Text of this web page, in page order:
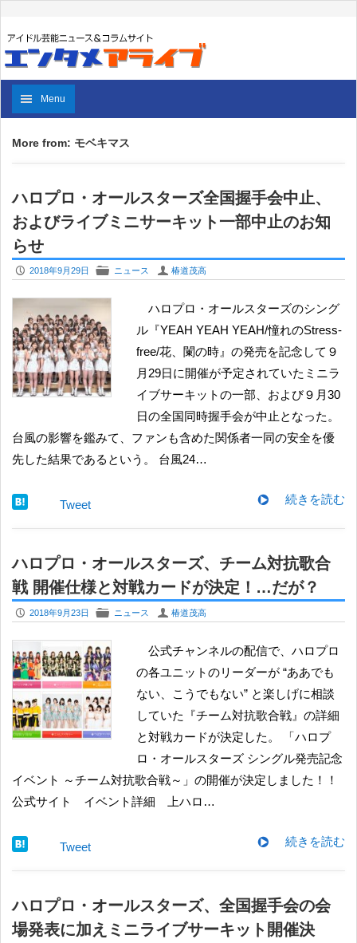
Menu
More from: モベキマス
ハロプロ・オールスターズ全国握手会中止、
およびライブミニサーキット一部中止のお知
らせ
P 2018年9月29日 F ニュース U 椿道茂高
ハロプロ・オールスターズのシング
ル『YEAH YEAH YEAH/憧れのStress-
free/花、闌の時』の発売を記念して９
月29日に開催が予定されていたミニラ
イブサーキットの一部、および９月30
日の全国同時握手会が中止となった。
台風の影響を鑑みて、ファンも含めた関係者一同の安全を優
先した結果であるという。 台風24…
続きを読む
Tweet
ハロプロ・オールスターズ、チーム対抗歌合
戦 開催仕様と対戦カードが決定！…だが？
P 2018年9月23日 F ニュース U 椿道茂高
公式チャンネルの配信で、ハロプロ
の各ユニットのリーダーが “ああでも
ない、こうでもない” と楽しげに相談
していた『チーム対抗歌合戦』の詳細
と対戦カードが決定した。 「ハロプ
ロ・オールスターズ シングル発売記念
イベント ～チーム対抗歌合戦～」の開催が決定しました！！
公式サイト イベント詳細 上ハロ…
続きを読む
Tweet
ハロプロ・オールスターズ、全国握手会の会
場発表に加えミニライブサーキット開催決